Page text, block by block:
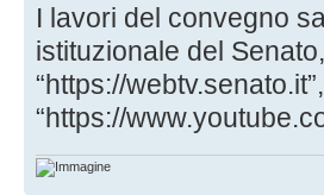
I lavori del convegno
istituzionale del
“https://
“https://